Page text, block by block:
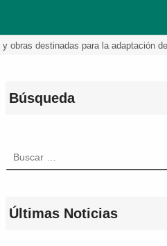
obras destinadas para la adaptación
Búsqueda
Últimas Noticias